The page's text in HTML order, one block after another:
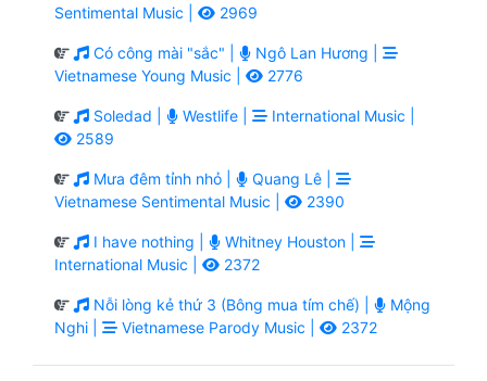
Sentimental Music |
2969
Có công mài "sắc" |
Ngô Lan Hương |
Vietnamese Young Music |
2776
Soledad | Westlife |
International Music |
2589
Mưa đêm tỉnh nhỏ |
Quang Lê |
Vietnamese Sentimental Music |
2390
I have nothing |
Whitney Houston |
International Music |
2372
Nỗi lòng kẻ thứ 3 (Bông mua tím chế) |
Mộng
Nghi |
Vietnamese Parody Music | 2372